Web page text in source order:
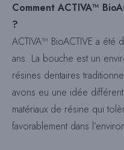
Comment ACTIVA™
?
ACTIVA™ BioACTIVE a
ans. La bouche est un
résines dentaires
avons eu une idée
matériaux de résine qui
favorablement dans